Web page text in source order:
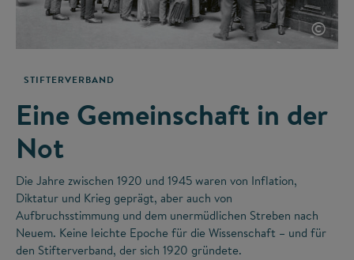
©
STIFTERVERBAND
Eine Gemeinschaft in der
Not
Die Jahre zwischen 1920 und 1945 waren von Inflation,
Diktatur und Krieg geprägt, aber auch von
Aufbruchsstimmung und dem unermüdlichen Streben nach
Neuem. Keine leichte Epoche für die Wissenschaft – und für
den Stifterverband, der sich 1920 gründete.